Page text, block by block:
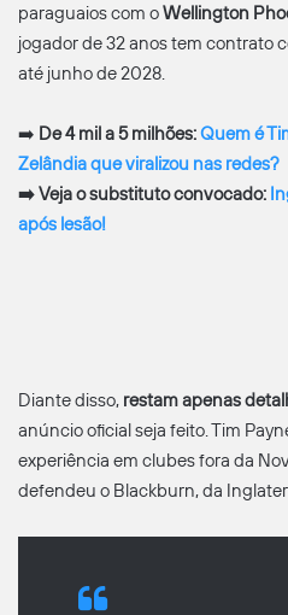
paraguaios com oWellington
jogador de 32 anos tem contrato
até junho de 2028.
➡️ De 4 mil a 5 milhões:Quem é
Zelândia que viralizou nas redes?
➡️Veja o substituto convocado:
após lesão!
Diante disso, restam apenas
anúncio oficial seja feito. Tim
experiência em clubes fora da
defendeu o Blackburn, da